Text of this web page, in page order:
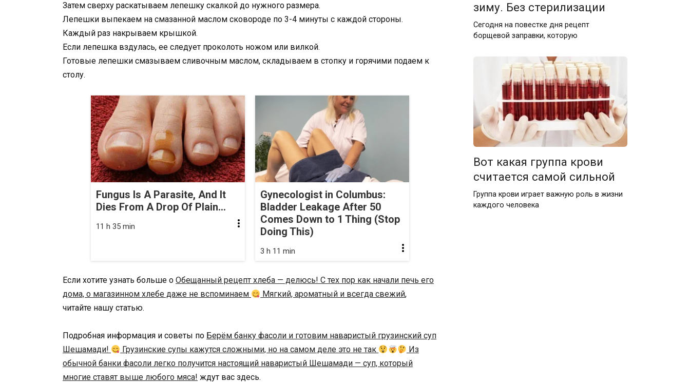
Затем сверху раскатываем лепешку скалкой до нужного размера.
Лепешки выпекаем на смазанной маслом сковороде по 3-4 минуты с каждой стороны.
Каждый раз накрываем крышкой.
Если лепешка вздулась, ее следует проколоть ножом или вилкой.
Готовые лепешки смазываем сливочным маслом, складываем в стопку и горячими подаем к
столу.
Fungus Is A Parasite, And It
Dies From A Drop Of Plain...
11 h 35 min
Gynecologist in Columbus:
Bladder Leakage After 50
Comes Down to 1 Thing (Stop
Doing This)
3 h 11 min
Если хотите узнать больше о Обещанный рецепт хлеба — делюсь! С тех пор как начали печь его
дома, о магазинном хлебе даже не вспоминаем
Мягкий, ароматный и всегда свежий,
читайте нашу статью.
Подробная информация и советы по Берём банку фасоли и готовим наваристый грузинский суп
Шешамади!
Грузинские супы кажутся сложными, но на самом деле это не так
Из
обычной банки фасоли легко получится настоящий наваристый Шешамади — суп, который
многие ставят выше любого мяса! ждут вас здесь.
зиму. Без стерилизации
Сегодня на повестке дня рецепт
борщевой заправки, которую
Вот какая группа крови
считается самой сильной
Группа крови играет важную роль в жизни
каждого человека